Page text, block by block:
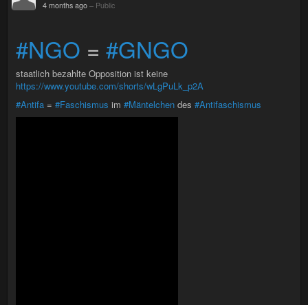
4 months ago – Public
#NGO = #GNGO
staatlich bezahlte Opposition ist keine
https://www.youtube.com/shorts/wLgPuLk_p2A
#Antifa = #Faschismus im #Mäntelchen des #Antifaschismus